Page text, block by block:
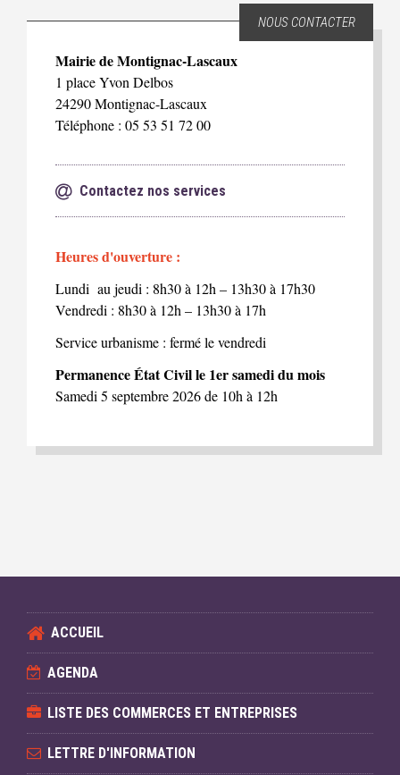
NOUS CONTACTER
Mairie de Montignac-Lascaux
1 place Yvon Delbos
24290 Montignac-Lascaux
Téléphone : 05 53 51 72 00
Contactez nos services
Heures d'ouverture :
Lundi au jeudi : 8h30 à 12h – 13h30 à 17h30
Vendredi : 8h30 à 12h – 13h30 à 17h
Service urbanisme : fermé le vendredi
Permanence État Civil le 1er samedi du mois
Samedi 5 septembre 2026 de 10h à 12h
ACCUEIL
AGENDA
LISTE DES COMMERCES ET ENTREPRISES
LETTRE D'INFORMATION